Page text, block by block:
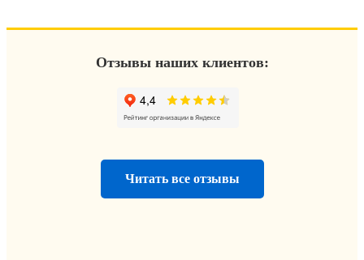
Отзывы наших клиентов:
Читать все отзывы